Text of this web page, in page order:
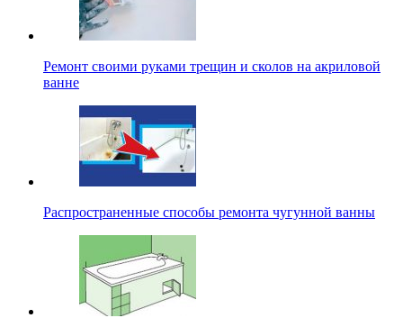
Ремонт своими руками трещин и сколов на акриловой
ванне
Распространенные способы ремонта чугунной ванны